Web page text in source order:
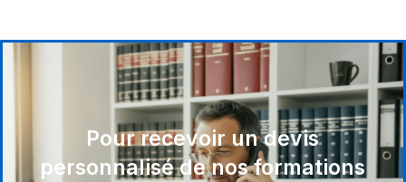
Pour recevoir un devis
personnalisé de nos formations